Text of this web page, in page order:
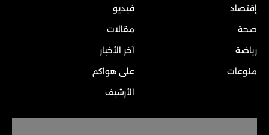
إقتصاد
صحة
رياضة
منوعات
فيديو
مقالات
آخر الأخبار
على هواكم
الأرشيف